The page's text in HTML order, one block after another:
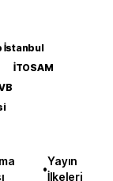
İstanbul
İTOSAM
•
Yayın
İlkeleri